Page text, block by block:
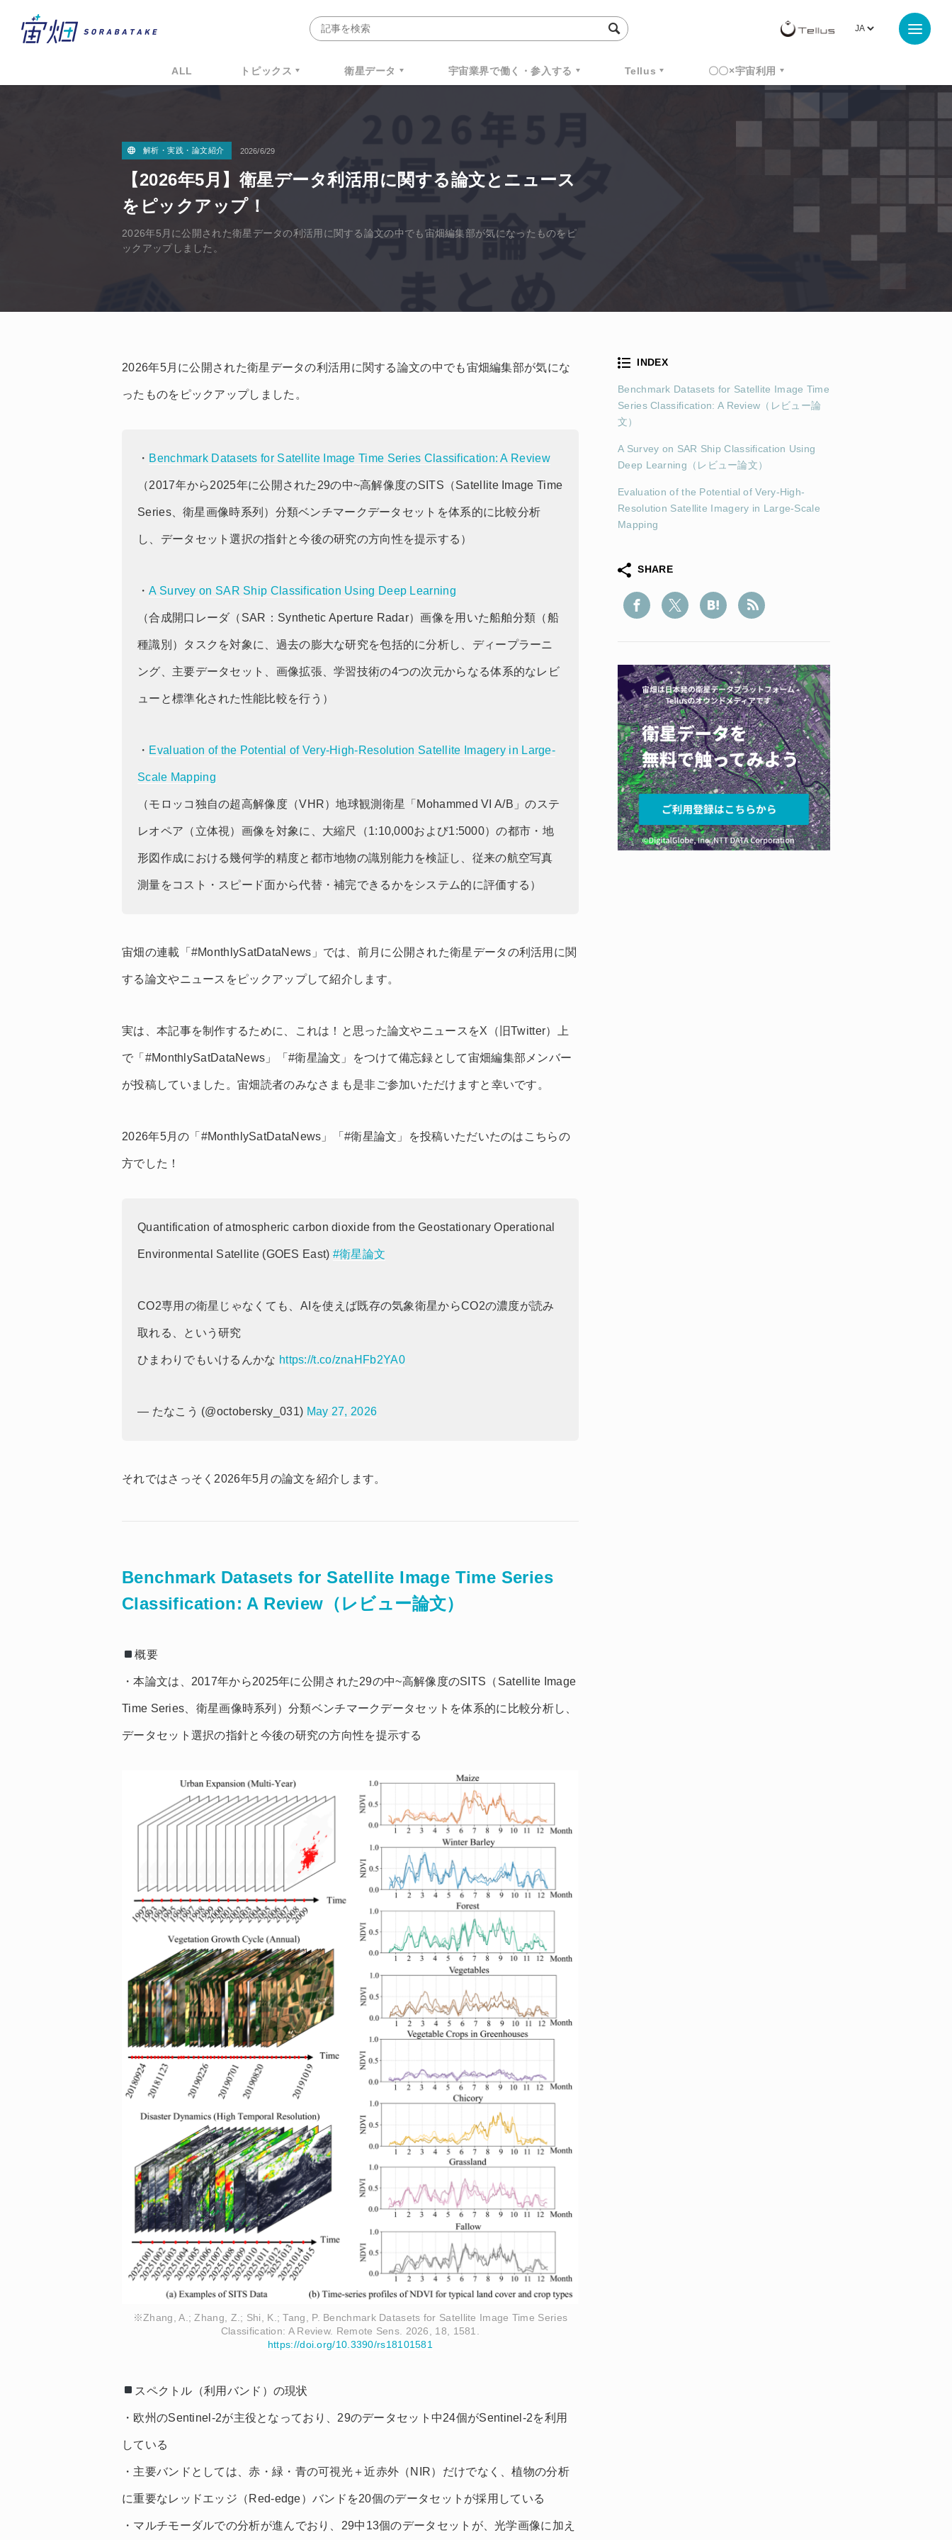
ALL トピックス 衛星データ 宇宙業界で働く・参入する Tellus 〇〇×宇宙利用
解析・実践・論文紹介 2026/6/29
【2026年5月】衛星データ利活用に関する論文とニュース
をピックアップ！
2026年5月に公開された衛星データの利活用に関する論文の中でも宙畑編集部が気になったものをピ
ックアップしました。
2026年5月に公開された衛星データの利活用に関する論文の中でも宙畑編集部が気にな
ったものをピックアップしました。
・ Benchmark Datasets for Satellite Image Time Series Classification: A Review
（2017年から2025年に公開された29の中~高解像度のSITS（Satellite Image Time
Series、衛星画像時系列）分類ベンチマークデータセットを体系的に比較分析
し、データセット選択の指針と今後の研究の方向性を提示する）
・A Survey on SAR Ship Classification Using Deep Learning
（合成開口レーダ（SAR：Synthetic Aperture Radar）画像を用いた船舶分類（船
種識別）タスクを対象に、過去の膨大な研究を包括的に分析し、ディープラーニ
ング、主要データセット、画像拡張、学習技術の4つの次元からなる体系的なレビ
ューと標準化された性能比較を行う）
・ Evaluation of the Potential of Very-High-Resolution Satellite Imagery in Large-
Scale Mapping
（モロッコ独自の超高解像度（VHR）地球観測衛星「Mohammed VI A/B」のステ
レオペア（立体視）画像を対象に、大縮尺（1:10,000および1:5000）の都市・地
形図作成における幾何学的精度と都市地物の識別能力を検証し、従来の航空写真
測量をコスト・スピード面から代替・補完できるかをシステム的に評価する）
宙畑の連載「#MonthlySatDataNews」では、前月に公開された衛星データの利活用に関
する論文やニュースをピックアップして紹介します。
実は、本記事を制作するために、これは！と思った論文やニュースをX（旧Twitter）上
で「#MonthlySatDataNews」「#衛星論文」をつけて備忘録として宙畑編集部メンバー
が投稿していました。宙畑読者のみなさまも是非ご参加いただけますと幸いです。
2026年5月の「#MonthlySatDataNews」「#衛星論文」を投稿いただいたのはこちらの
方でした！
Quantification of atmospheric carbon dioxide from the Geostationary Operational
Environmental Satellite (GOES East) #衛星論文
CO2専用の衛星じゃなくても、AIを使えば既存の気象衛星からCO2の濃度が読み
取れる、という研究
ひまわりでもいけるんかな https://t.co/znaHFb2YA0
— たなこう (@octobersky_031) May 27, 2026
それではさっそく2026年5月の論文を紹介します。
Benchmark Datasets for Satellite Image Time Series
Classification: A Review （レビュー論文）
概要
・本論文は、2017年から2025年に公開された29の中~高解像度のSITS（Satellite Image
Time Series、衛星画像時系列）分類ベンチマークデータセットを体系的に比較分析し、
データセット選択の指針と今後の研究の方向性を提示する
※Zhang, A.; Zhang, Z.; Shi, K.; Tang, P. Benchmark Datasets for Satellite Image Time Series
Classification: A Review. Remote Sens. 2026, 18, 1581.
https://doi.org/10.3390/rs18101581
スペクトル（利用バンド）の現状
・欧州のSentinel-2が主役となっており、29のデータセット中24個がSentinel-2を利用
している
・主要バンドとしては、赤・緑・青の可視光＋近赤外（NIR）だけでなく、植物の分析
に重要なレッドエッジ（Red-edge）バンドを20個のデータセットが採用している
・マルチモーダルでの分析が進んでおり、29中13個のデータセットが、光学画像に加え
INDEX
Benchmark Datasets for Satellite Image Time
Series Classification: A Review （レビュー論
文）
A Survey on SAR Ship Classification Using
Deep Learning （レビュー論文）
Evaluation of the Potential of Very-High-
Resolution Satellite Imagery in Large-Scale
Mapping
SHARE